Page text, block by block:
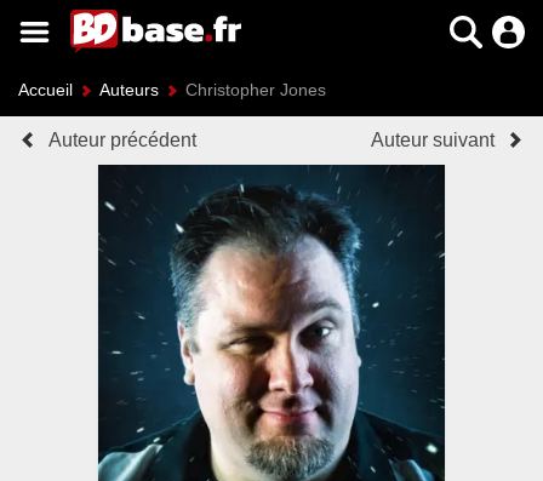
Accueil Auteurs Christopher Jones
Auteur précédent Auteur suivant